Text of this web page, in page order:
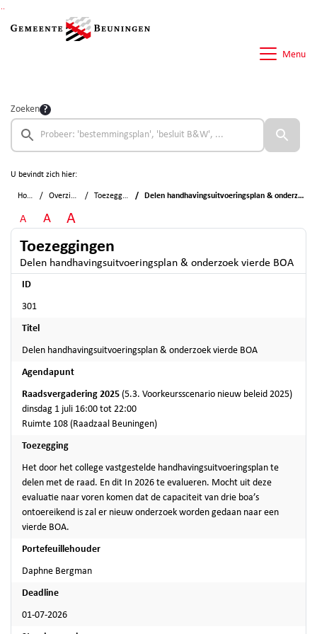
Menu
Zoeken
U bevindt zich hier:
Home Overzichten Toezeggingen Delen handhavingsuitvoeringsplan & onderzoek vierde BOA
A A A
Toezeggingen
Delen handhavingsuitvoeringsplan & onderzoek vierde BOA
ID
301
Titel
Delen handhavingsuitvoeringsplan & onderzoek vierde BOA
Agendapunt
Raadsvergadering 2025 (5.3. Voorkeursscenario nieuw beleid 2025)
dinsdag 1 juli 16:00 tot 22:00
Ruimte 108 (Raadzaal Beuningen)
Toezegging
Het door het college vastgestelde handhavingsuitvoeringsplan te
delen met de raad. En dit In 2026 te evalueren. Mocht uit deze
evaluatie naar voren komen dat de capaciteit van drie boa’s
ontoereikend is zal er nieuw onderzoek worden gedaan naar een
vierde BOA.
Portefeuillehouder
Daphne Bergman
Deadline
01-07-2026